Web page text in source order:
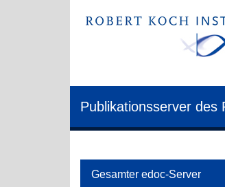
Publikationsserver des
Gesamter edoc-Server